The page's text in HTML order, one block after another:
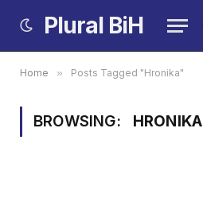
Plural BiH
Home » Posts Tagged "Hronika"
BROWSING: HRONIKA